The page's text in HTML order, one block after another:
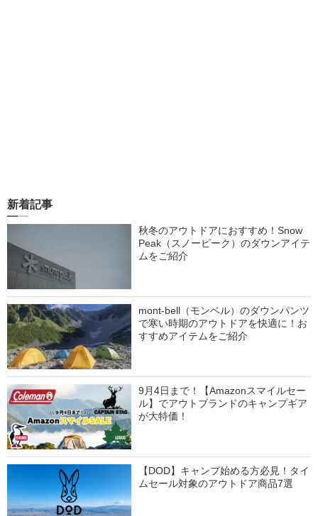
新着記事
秋冬のアウトドアにおすすめ！Snow
Peak（スノーピーク）のダウンアイテ
ムをご紹介
mont-bell（モンベル）のダウンパンツ
で寒い時期のアウトドアを快適に！お
すすめアイテムをご紹介
9月4日まで！【Amazonスマイルセー
ル】でアウトブランドのキャンプギア
が大特価！
【DOD】キャンプ始める方必見！タイ
ムセール対象のアウトドア商品7選